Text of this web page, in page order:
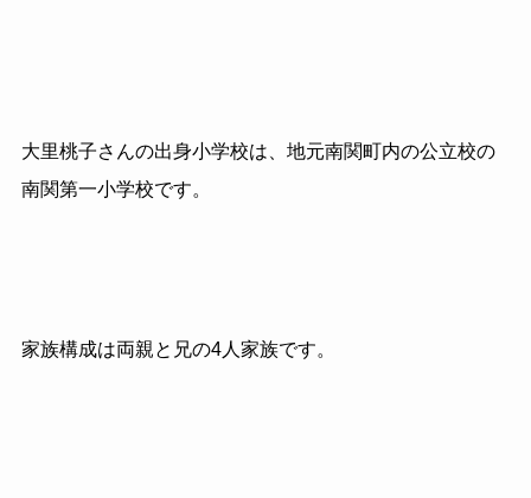
大里桃子さんの出身小学校は、地元南関町内の公立校の
南関第一小学校です。
家族構成は両親と兄の4人家族です。